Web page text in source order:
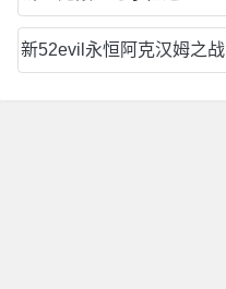
新52evil永恒阿克汉姆之战